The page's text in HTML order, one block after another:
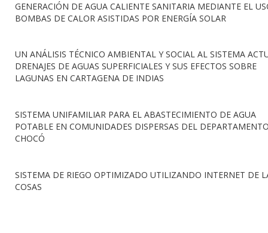
GENERACIÓN DE AGUA CALIENTE SANITARIA MEDIANTE EL
BOMBAS DE CALOR ASISTIDAS POR ENERGÍA SOLAR
UN ANÁLISIS TÉCNICO AMBIENTAL Y SOCIAL AL SISTEMA
DRENAJES DE AGUAS SUPERFICIALES Y SUS EFECTOS SOBRE
LAGUNAS EN CARTAGENA DE INDIAS
SISTEMA UNIFAMILIAR PARA EL ABASTECIMIENTO DE AGUA
POTABLE EN COMUNIDADES DISPERSAS DEL
CHOCÓ
SISTEMA DE RIEGO OPTIMIZADO UTILIZANDO INTERNET DE
COSAS